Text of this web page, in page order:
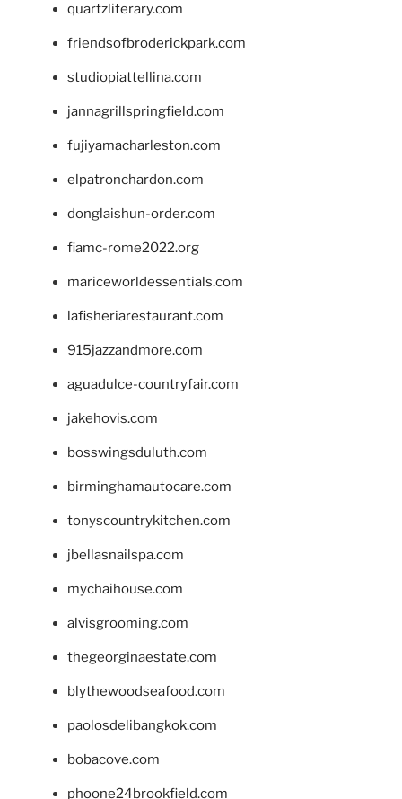
quartzliterary.com
friendsofbroderickpark.com
studiopiattellina.com
jannagrillspringfield.com
fujiyamacharleston.com
elpatronchardon.com
donglaishun-order.com
fiamc-rome2022.org
mariceworldessentials.com
lafisheriarestaurant.com
915jazzandmore.com
aguadulce-countryfair.com
jakehovis.com
bosswingsduluth.com
birminghamautocare.com
tonyscountrykitchen.com
jbellasnailspa.com
mychaihouse.com
alvisgrooming.com
thegeorginaestate.com
blythewoodseafood.com
paolosdelibangkok.com
bobacove.com
phoone24brookfield.com